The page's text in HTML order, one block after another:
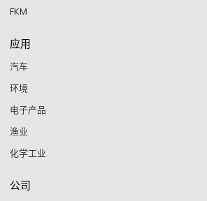
FKM
应用
汽车
环境
电子产品
渔业
化学工业
公司